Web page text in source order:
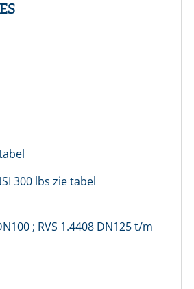
300 lbs zie tabel
; RVS 1.4408 DN125 t/m